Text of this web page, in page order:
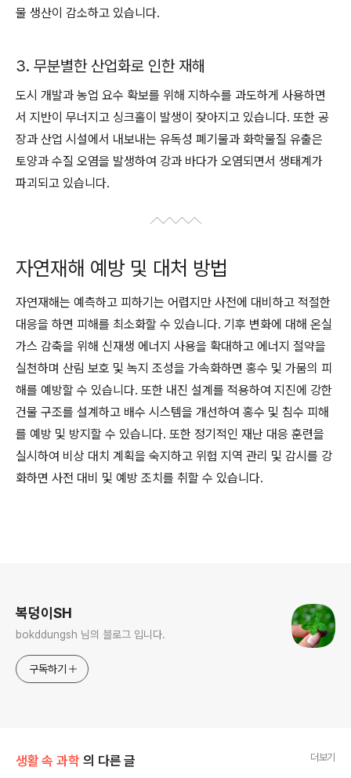
물 생산이 감소하고 있습니다.
3. 무분별한 산업화로 인한 재해
도시 개발과 농업 요수 확보를 위해 지하수를 과도하게 사용하면
서 지반이 무너지고 싱크홀이 발생이 잦아지고 있습니다. 또한 공
장과 산업 시설에서 내보내는 유독성 폐기물과 화학물질 유출은
토양과 수질 오염을 발생하여 강과 바다가 오염되면서 생태계가
파괴되고 있습니다.
자연재해 예방 및 대처 방법
자연재해는 예측하고 피하기는 어렵지만 사전에 대비하고 적절한
대응을 하면 피해를 최소화할 수 있습니다. 기후 변화에 대해 온실
가스 감축을 위해 신재생 에너지 사용을 확대하고 에너지 절약을
실천하며 산림 보호 및 녹지 조성을 가속화하면 홍수 및 가뭄의 피
해를 예방할 수 있습니다. 또한 내진 설계를 적용하여 지진에 강한
건물 구조를 설계하고 배수 시스템을 개선하여 홍수 및 침수 피해
를 예방 및 방지할 수 있습니다. 또한 정기적인 재난 대응 훈련을
실시하여 비상 대치 계획을 숙지하고 위험 지역 관리 및 감시를 강
화하면 사전 대비 및 예방 조치를 취할 수 있습니다.
복덩이SH
bokddungsh 님의 블로그 입니다.
구독하기
생활 속 과학 의 다른 글 더보기